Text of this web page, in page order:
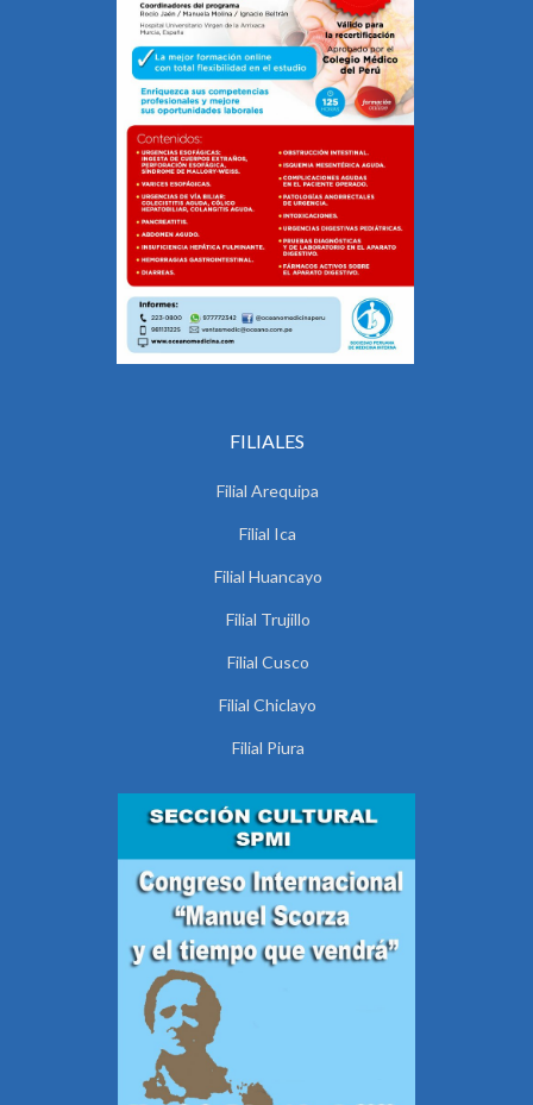
FILIALES
Filial Arequipa
Filial Ica
Filial Huancayo
Filial Trujillo
Filial Cusco
Filial Chiclayo
Filial Piura